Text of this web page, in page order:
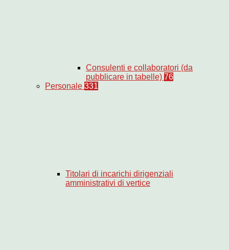
Consulenti e collaboratori (da
pubblicare in tabelle) 76
Personale 331
Titolari di incarichi dirigenziali
amministrativi di vertice